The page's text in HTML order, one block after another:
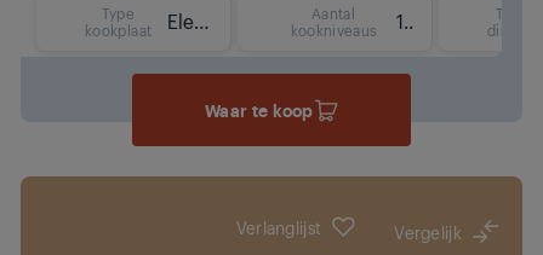
Type
kookplaat
Elektrisch (inductie)
Aantal
kookniveaus
15
Type
display
Waar te koop
Verlanglijst Vergelijk